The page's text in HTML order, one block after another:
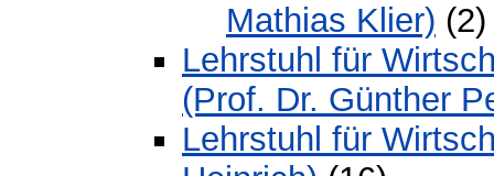
Mathias Klier) (2)
Lehrstuhl für
(Prof. Dr. Günther
Lehrstuhl für